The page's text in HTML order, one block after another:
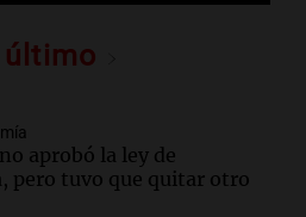
último
aprobó la ley de
pero tuvo que quitar otro